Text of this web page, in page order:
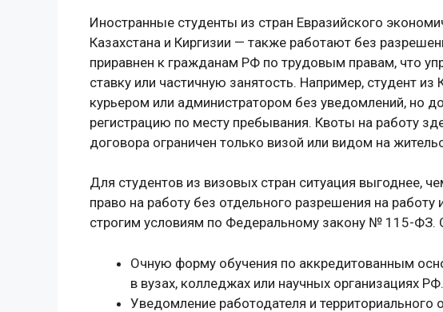
Иностранные студенты из стран Евразийского
Казахстана и Киргизии — также работают без
приравнен к гражданам РФ по трудовым правам, что
ставку или частичную занятость. Например, студент из
курьером или администратором без уведомлений, но
регистрацию по месту пребывания. Квоты на работу
договора ограничен только визой или видом на
Для студентов из визовых стран ситуация выгоднее,
право на работу без отдельного разрешения на работу
строгим условиям по Федеральному закону № 115-ФЗ.
Очную форму обучения по аккредитованным
в вузах, колледжах или научных организациях РФ.
Уведомление работодателя и территориального